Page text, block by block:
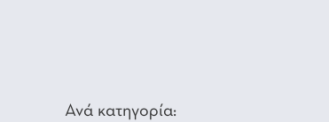
Ανά κατηγορία: